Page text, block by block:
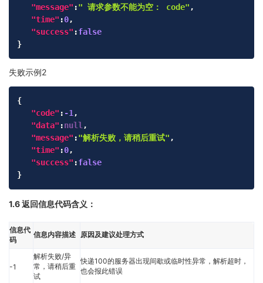
"message" :" 请求参数不能为空： code" ,
"time" :0,
"success" :false
}
失败示例2
{
"code" : -1 ,
"data" :null ,
"message" :"解析失败，请稍后重试" ,
"time" :0,
"success" :false
}
1.6 返回信息代码含义：
信息代
码
信息内容描述 原因及建议处理方式
-1
解析失败/异
常，请稍后重
试
快递100的服务器出现间歇或临时性异常，解析超时，
也会报此错误